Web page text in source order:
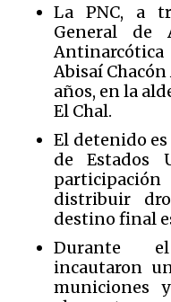
La PNC, a
General de
Antinarcótica
Abisaí Chacón
años, en la
El Chal.
El detenido
de Estados
distribuir
destino final
Durante
incautaron
municiones